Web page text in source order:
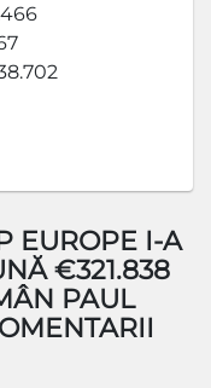
EUROPE I-A
€321.838
PAUL